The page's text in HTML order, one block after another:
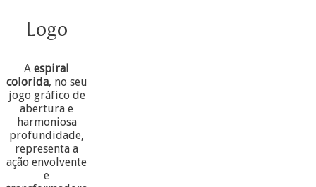
Logo
Aespiral
colorida, no seu
jogo gráfico de
abertura e
harmoniosa
profundidade,
representa a
ação envolvente
e